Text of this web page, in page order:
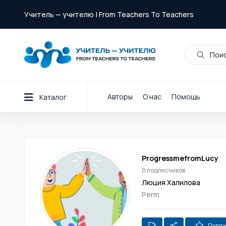
Учитель — учителю | From Teachers To Teachers
Каталог Авторы О нас Помощь
ProgressmefromLucy
0 подписчиков
Люция Халилова
Perm